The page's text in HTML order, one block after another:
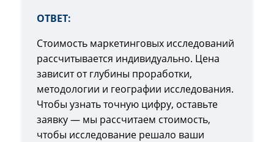
ОТВЕТ:
Стоимость маркетинговых исследований
рассчитывается индивидуально. Цена
зависит от глубины проработки,
методологии и географии исследования.
Чтобы узнать точную цифру, оставьте
заявку — мы рассчитаем стоимость,
чтобы исследование решало ваши